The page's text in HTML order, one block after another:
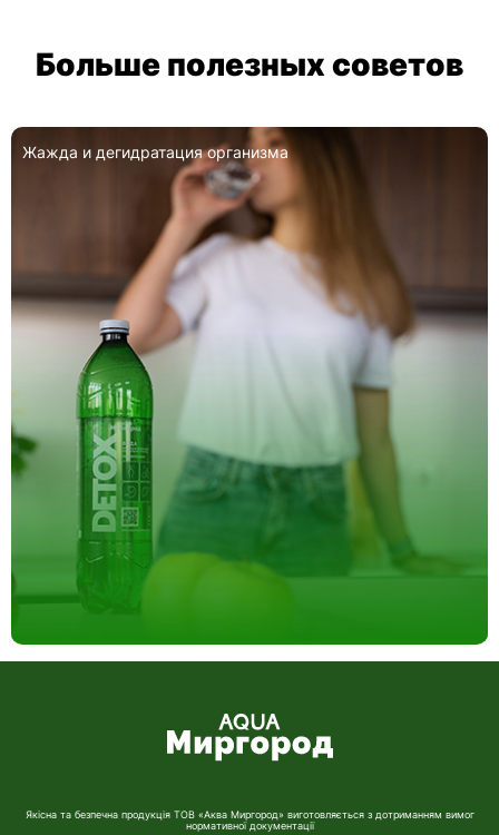
Больше полезных советов
Жажда и дегидратация организма
Якісна та безпечна продукція ТОВ «Аква Миргород» виготовляється з дотриманням вимог
нормативної документації